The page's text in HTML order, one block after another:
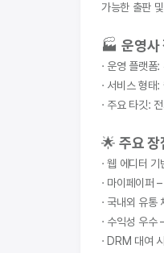
가능한 출판
🏭 운영사
· 운영 플랫폼:
· 서비스 형태
· 주요 타깃:
🌟 주요 장
· 웹 에디터
· 마이페이퍼
· 국내외 유통
· 수익성 우수
· DRM 대여